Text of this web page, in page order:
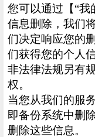
您可以通过【“我
信息删除，我们
们决定响应您的
们获得您的个人
非法律法规另有
权。
当您从我们的服
即备份系统中删
删除这些信息。